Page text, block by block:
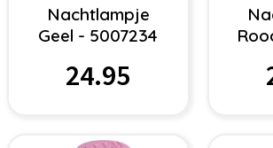
Nachtlampje
Geel - 5007234
24.95